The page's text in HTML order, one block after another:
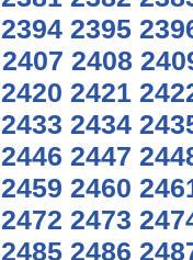
2394 2395
2407 2408
2420 2421
2433 2434
2446 2447
2459 2460
2472 2473
2485 2486